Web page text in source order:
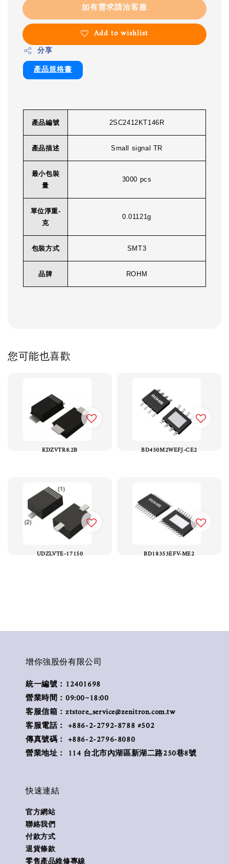
如有需求請洽客服
Add to wishlist
分享
產品規格書
產品編號 2SC2412KT146R
產品描述 Small signal TR
最小包裝
量
3000 pcs
單位淨重-
克
0.01121g
包裝方式 SMT3
品牌 ROHM
您可能也喜歡
KDZVTR8.2B BD450M2WEFJ-CE2
UDZLVTE-17150 BD18353EFV-ME2
增你強股份有限公司
統一編號：12401698
營業時間：09:00~18:00
客服信箱：ztstore_service@zenitron.com.tw
客服電話： +886-2-2792-8788 #502
傳真號碼： +886-2-2796-8080
營業地址： 114 台北市內湖區新湖二路250巷8號
快速連結
官方網站
聯絡我們
付款方式
退貨條款
零售產品維修專線